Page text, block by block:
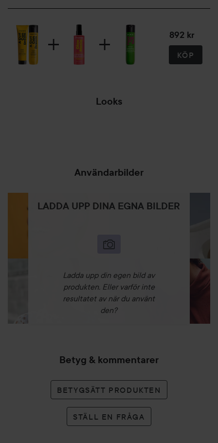
Använd schampo, hårinpackning, kräm och gel för full
Användning:
Använd en gång i veckan för att rengöra lockigt och
mycket lockigt hår. Applicera önskad mängd i hårbotten
892 kr
KÖP
Looks
Användarbilder
LADDA UPP DINA EGNA BILDER
Ladda upp din egen bild av
produkten. Eller varför inte
resultatet av när du använt
den?
Betyg & kommentarer
BETYGSÄTT PRODUKTEN
STÄLL EN FRÅGA